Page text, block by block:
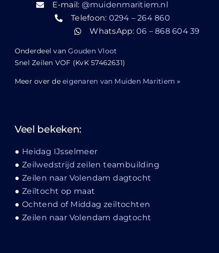
E-mail: @muidenmaritiem.nl
Telefoon: 0294 – 264 860
WhatsApp: 06 – 868 604 39
Onderdeel vanGouden Vloot
Snel Zeilen VOF (KvK 57462631)
Meer over deeigenaren van Muiden Maritiem »
Veel bekeken:
Heidag IJsselmeer
Zeilwedstrijd zeilen teambuilding
Zeilen naar Volendam dagtocht
Zeiltocht op maat
Ochtend of Middag zeiltochten
Zeilen naar Volendam dagtocht